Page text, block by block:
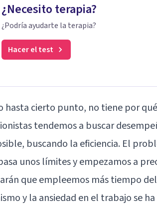
¿Necesito terapia?
¿Podría ayudarte la terapia?
Hacer el test
hasta cierto punto, no tiene por
tendemos a buscar
buscando la eficiencia. El
unos límites y empezamos a
que empleemos más tiempo
y la ansiedad en el trabajo se